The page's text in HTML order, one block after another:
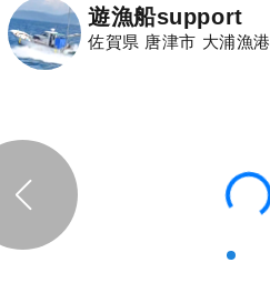
遊漁船support
佐賀県 唐津市 大浦漁港